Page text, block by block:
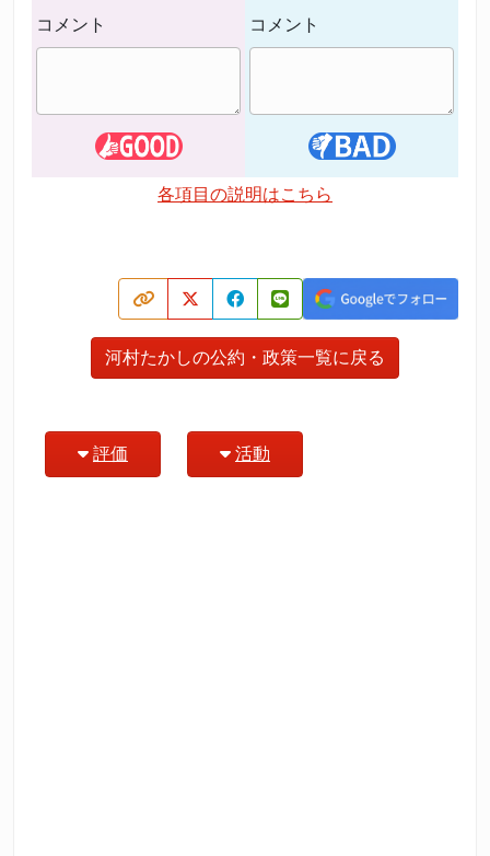
コメント コメント
各項目の説明はこちら
河村たかしの公約・政策一覧に戻る
評価 活動